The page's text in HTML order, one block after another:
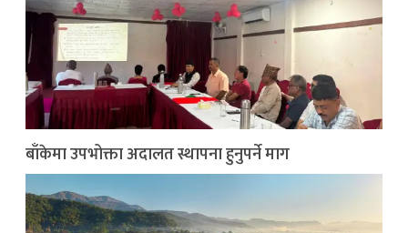
बाँकेमा उपभोक्ता अदालत स्थापना हुनुपर्ने माग